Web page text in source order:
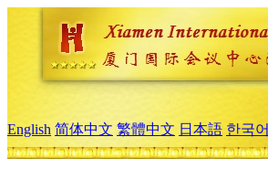
English 简体中文 繁體中文 日本語 한국어